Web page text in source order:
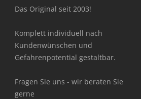
Das Original seit 2003!
Komplett individuell nach
Kundenwünschen und
Gefahrenpotential gestaltbar.
Fragen Sie uns - wir beraten Sie
gerne